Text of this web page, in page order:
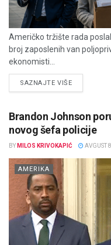
Američko tržište rada
broj zaposlenih van
ekonomisti...
SAZNAJTE VIŠEDETAILS
Brandon Johnson
novog šefa policije
BY MILOS KRIVOKAPIĆ AVGUST
AMERIKA